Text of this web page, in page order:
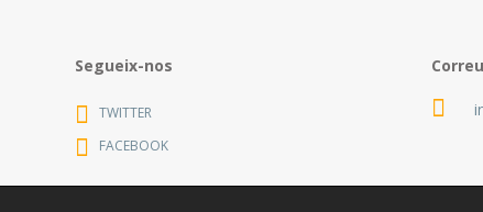
Segueix-nos
TWITTER
FACEBOOK
Correu